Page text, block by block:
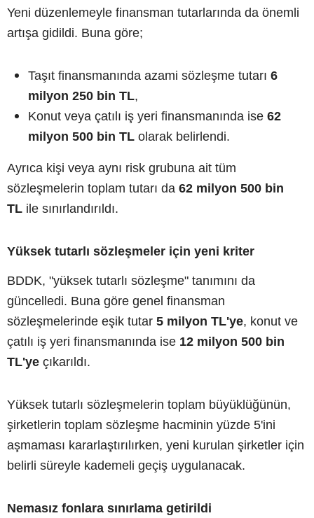
Yeni düzenlemeyle finansman tutarlarında da önemli
artışa gidildi. Buna göre;
Taşıt finansmanında azami sözleşme tutarı 6
milyon 250 bin TL,
Konut veya çatılı iş yeri finansmanında ise 62
milyon 500 bin TL olarak belirlendi.
Ayrıca kişi veya aynı risk grubuna ait tüm
sözleşmelerin toplam tutarı da 62 milyon 500 bin
TL ile sınırlandırıldı.
Yüksek tutarlı sözleşmeler için yeni kriter
BDDK, "yüksek tutarlı sözleşme" tanımını da
güncelledi. Buna göre genel finansman
sözleşmelerinde eşik tutar 5 milyon TL'ye, konut ve
çatılı iş yeri finansmanında ise 12 milyon 500 bin
TL'ye çıkarıldı.
Yüksek tutarlı sözleşmelerin toplam büyüklüğünün,
şirketlerin toplam sözleşme hacminin yüzde 5'ini
aşmaması kararlaştırılırken, yeni kurulan şirketler için
belirli süreyle kademeli geçiş uygulanacak.
Nemasız fonlara sınırlama getirildi